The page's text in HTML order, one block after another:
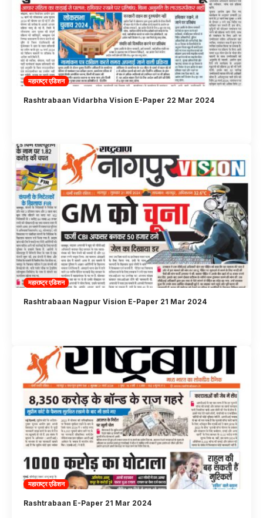
महाराष्ट्र एडिशन
Rashtrabaan Vidarbha Vision E-Paper 22 Mar 2024
महाराष्ट्र एडिशन
Rashtrabaan Nagpur Vision E-Paper 21 Mar 2024
महाराष्ट्र एडिशन
Rashtrabaan E-Paper 21 Mar 2024